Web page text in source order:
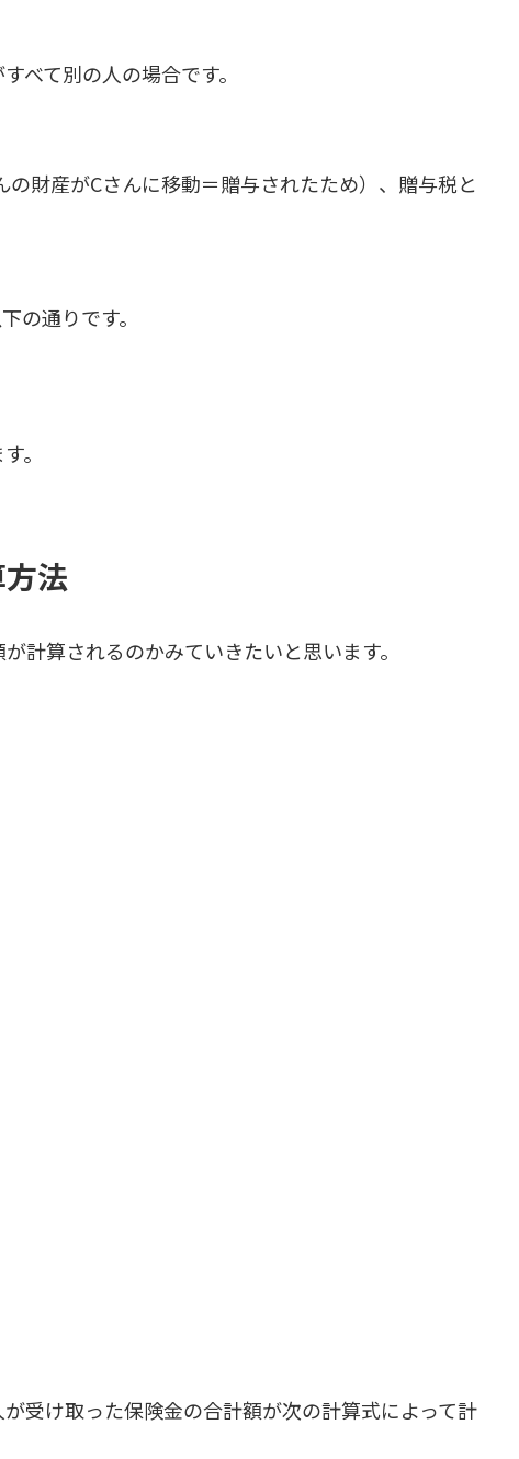
べて別の人の場合です。
財産がCさんに移動＝贈与されたため）、贈与税と
の通りです。
。
法
計算されるのかみていきたいと思います。
受け取った保険金の合計額が次の計算式によって計